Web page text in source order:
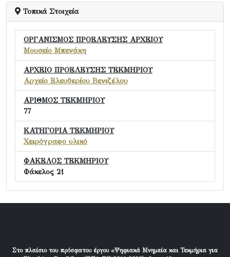
Τοπικά Στοιχεία
ΟΡΓΑΝΙΣΜΟΣ ΠΡΟΕΛΕΥΣΗΣ ΑΡΧΕΙΟΥ
Μουσείο Μπενάκη
ΑΡΧΕΙΟ ΠΡΟΕΛΕΥΣΗΣ ΤΕΚΜΗΡΙΟΥ
Αρχείο Ελευθερίου Βενιζέλου
ΑΡΙΘΜΟΣ ΤΕΚΜΗΡΙΟΥ
77
ΚΑΤΗΓΟΡΙΑ ΤΕΚΜΗΡΙΟΥ
Χειρόγραφο υλικό
ΦΑΚΕΛΟΣ ΤΕΚΜΗΡΙΟΥ
Φάκελος 21
Στο πλαίσιο του πρόσφατου έργου «Ψηφιακά Μνημεία και Τεκμήρια για